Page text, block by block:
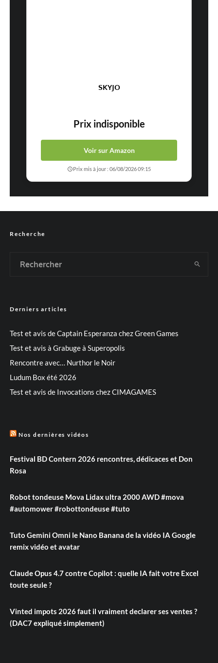
SKYJO
Prix indisponible
Voir sur Amazon
Prix mis à jour : 06/08/2026 09:15
Recherche
Derniers articles
Test et avis de Captain Esperanza chez Green Games
Test et avis à Grabuge à Superopolis
Rencontre avec… Nurthor le Noir
Ludum Box été 2026
Test et avis de Invocations chez CIMAGAMES
Nos dernières vidéos
Festival BD Contern 2026 rencontres, dédicaces et Don
Rosa
Robot tondeuse Mova Lidax ultra 2000 AWD #mova
#automower #robottondeuse #tuto
Tuto Gemini Omni le Nano Banana de la vidéo IA Google
remix vidéo et avatar
Claude Opus 4.7 contre Copilot : quelle IA fait votre Excel
toute seule ?
Vinted impots 2026 faut il vraiment declarer ses ventes ?
(DAC7 expliqué simplement)